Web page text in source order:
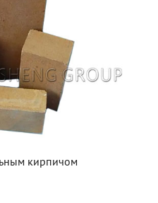
кирпичом